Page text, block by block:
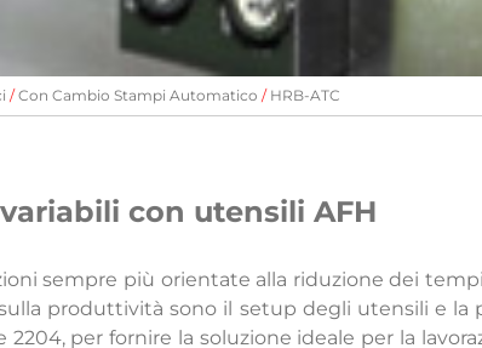
Con Cambio Stampi Automatico HRB-ATC
con utensili AFH
sempre più orientate alla riduzione dei
produttività sono il setup degli utensili e la
2204, per fornire la soluzione ideale per la